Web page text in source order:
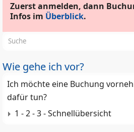
Zuerst anmelden, dann
Infos im Überblick.
Suchformular
Wie gehe ich vor?
Ich möchte eine Buchung
dafür tun?
1 - 2 - 3 - Schnellübersicht